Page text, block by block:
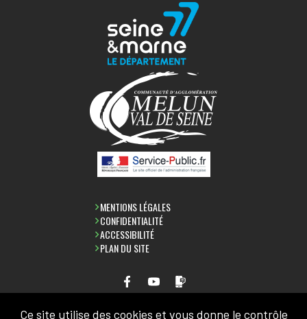
MENTIONS LÉGALES
CONFIDENTIALITÉ
ACCESSIBILITÉ
PLAN DU SITE
Ce site utilise des cookies et vous donne le contrôle